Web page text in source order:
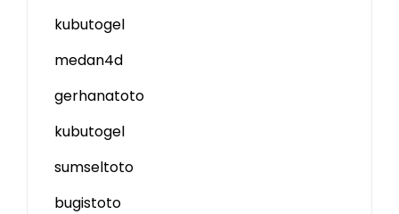
kubutogel
medan4d
gerhanatoto
kubutogel
sumseltoto
bugistoto